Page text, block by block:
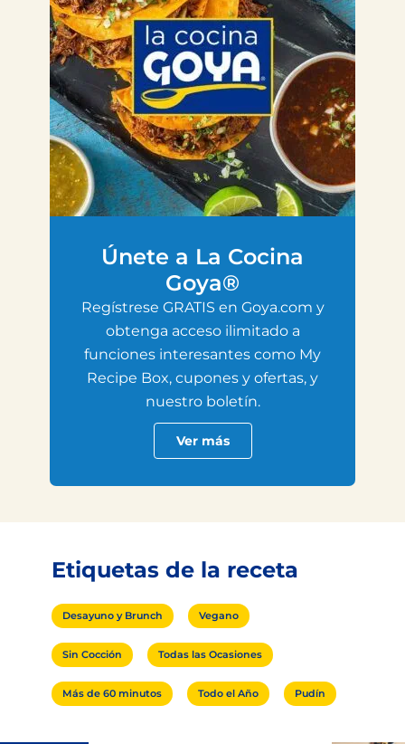
Únete a La Cocina
Goya®
Regístrese GRATIS en Goya.com y
obtenga acceso ilimitado a
funciones interesantes como My
Recipe Box, cupones y ofertas, y
nuestro boletín.
Ver más
Etiquetas de la receta
Desayuno y Brunch Vegano
Sin Cocción Todas las Ocasiones
Más de 60 minutos Todo el Año Pudín